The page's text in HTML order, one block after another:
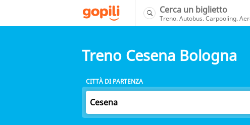
Cerca un biglietto
Treno. Autobus. Carpooling.
Treno Cesena Bologna
CITTÀ DI PARTENZA